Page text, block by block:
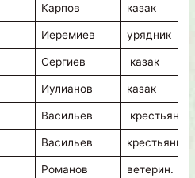
Карпов казак
Иеремиев урядник
Сергиев казак
Иулианов казак
Васильев крестьянин
Васильев крестьянин
Романов ветерин.